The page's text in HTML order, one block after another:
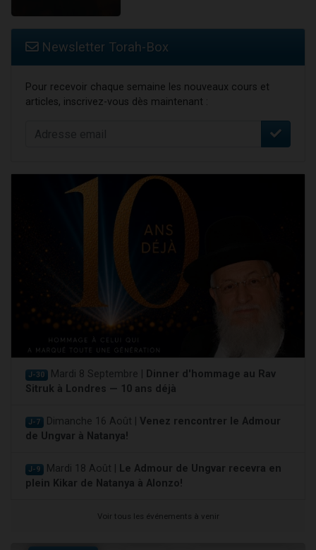
Newsletter Torah-Box
Pour recevoir chaque semaine les nouveaux cours et
articles, inscrivez-vous dès maintenant :
J-30 Mardi 8 Septembre |
Dinner d'hommage au Rav
Sitruk à Londres — 10 ans déjà
J-7 Dimanche 16 Août | Venez rencontrer le Admour
de Ungvar à Natanya!
J-9 Mardi 18 Août |
Le Admour de Ungvar recevra en
plein Kikar de Natanya à Alonzo!
Voir tous les événements à venir